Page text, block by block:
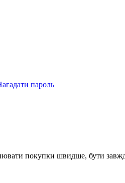
пароль
покупки швидше, бути